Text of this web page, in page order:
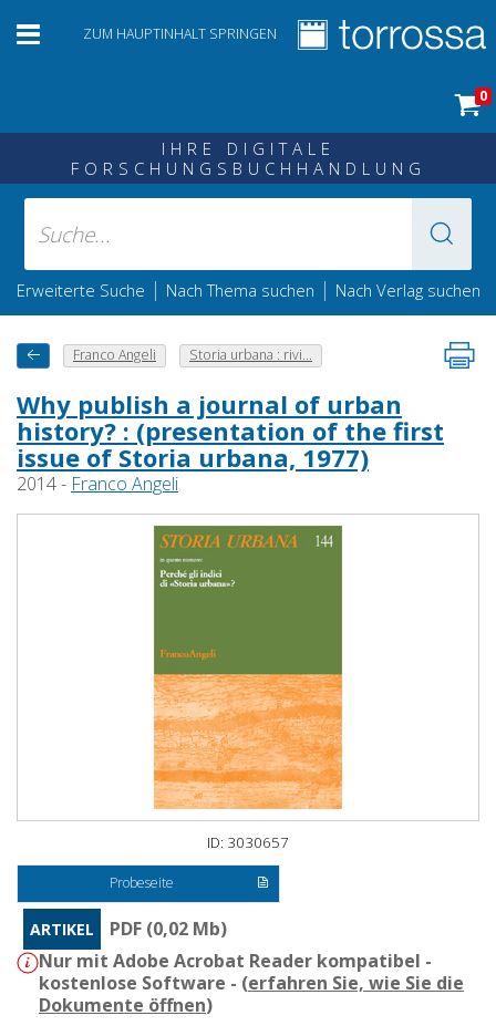
ZUM HAUPTINHALT SPRINGEN
0
IHRE DIGITALE
FORSCHUNGSBUCHHANDLUNG
Erweiterte Suche | Nach Thema suchen | Nach Verlag suchen
Franco Angeli Storia urbana : rivi...
Why publish a journal of urban
history? : (presentation of the first
issue of Storia urbana, 1977)
2014 - Franco Angeli
ID: 3030657
Probeseite
ARTIKEL
PDF (0,02 Mb)
Nur mit Adobe Acrobat Reader kompatibel -
kostenlose Software - (erfahren Sie, wie Sie die
Dokumente öffnen)